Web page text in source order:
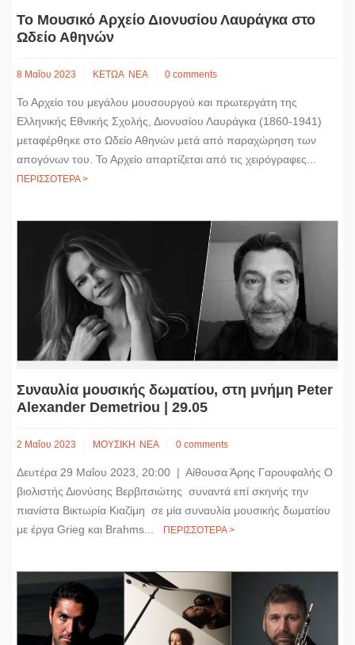
Το Μουσικό Αρχείο Διονυσίου Λαυράγκα στο
Ωδείο Αθηνών
8 Μαΐου 2023 ΚΕΤΩΑ ΝΕΑ 0 comments
Το Αρχείο του μεγάλου μουσουργού και πρωτεργάτη της
Ελληνικής Εθνικής Σχολής, Διονυσίου Λαυράγκα (1860-1941)
μεταφέρθηκε στο Ωδείο Αθηνών μετά από παραχώρηση των
απογόνων του. Το Αρχείο απαρτίζεται από τις χειρόγραφες...
ΠΕΡΙΣΣΟΤΕΡΑ >
Συναυλία μουσικής δωματίου, στη μνήμη Peter
Alexander Demetriou | 29.05
2 Μαΐου 2023 ΜΟΥΣΙΚΗ ΝΕΑ 0 comments
Δευτέρα 29 Μαΐου 2023, 20:00 | Αίθουσα Άρης Γαρουφαλής Ο
βιολιστής Διονύσης Βερβιτσιώτης συναντά επί σκηνής την
πιανίστα Βικτωρία Κιαζίμη σε μία συναυλία μουσικής δωματίου
με έργα Grieg και Brahms...
ΠΕΡΙΣΣΟΤΕΡΑ >